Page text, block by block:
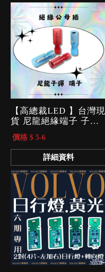
【高總裁LED 】台灣現
貨 尼龍絕緣端子 子彈
型公母 對接頭 子彈型
公母插
價格 $ 5-6
詳細資料